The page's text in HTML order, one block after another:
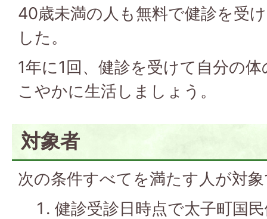
40歳未満の人も無料で健診を受
した。
1年に1回、健診を受けて自分の
こやかに生活しましょう。
対象者
次の条件すべてを満たす人が対
健診受診日時点で太子町国